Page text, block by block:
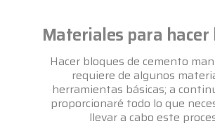
Materiales para hacer
Hacer bloques de cemento
requiere de algunos
herramientas básicas; a
proporcionaré todo lo que
llevar a cabo este